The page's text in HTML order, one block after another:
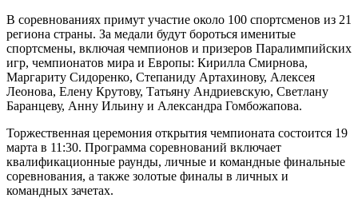
В соревнованиях примут участие около 100 спортсменов из 21
региона страны. За медали будут бороться именитые
спортсмены, включая чемпионов и призеров Паралимпийских
игр, чемпионатов мира и Европы: Кирилла Смирнова,
Маргариту Сидоренко, Степаниду Артахинову, Алексея
Леонова, Елену Крутову, Татьяну Андриевскую, Светлану
Баранцеву, Анну Ильину и Александра Гомбожапова.
Торжественная церемония открытия чемпионата состоится 19
марта в 11:30. Программа соревнований включает
квалификационные раунды, личные и командные финальные
соревнования, а также золотые финалы в личных и
командных зачетах.